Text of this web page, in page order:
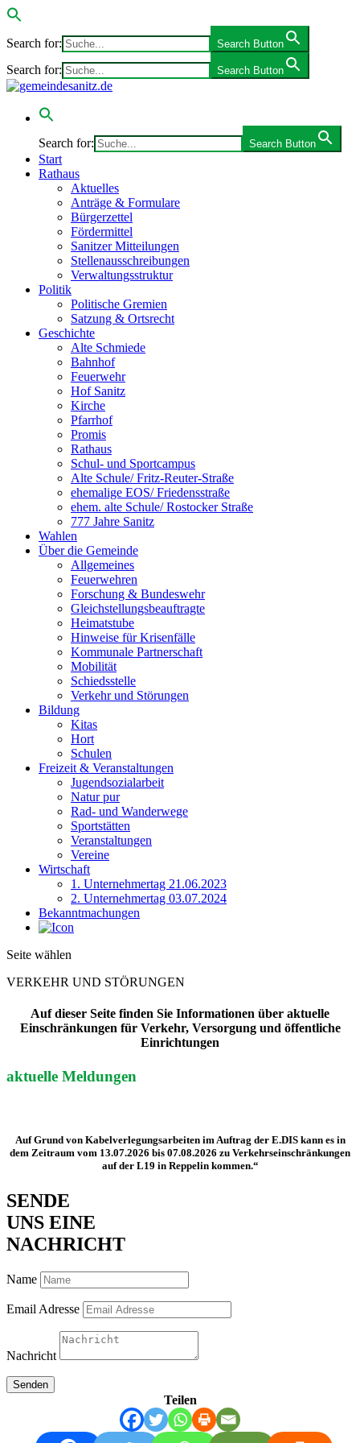
Search for: Search Button
Search for: Search Button
Search for: Search Button
Start
Rathaus
Aktuelles
Anträge & Formulare
Bürgerzettel
Fördermittel
Sanitzer Mitteilungen
Stellenausschreibungen
Verwaltungsstruktur
Politik
Politische Gremien
Satzung & Ortsrecht
Geschichte
Alte Schmiede
Bahnhof
Feuerwehr
Hof Sanitz
Kirche
Pfarrhof
Promis
Rathaus
Schul- und Sportcampus
Alte Schule/ Fritz-Reuter-Straße
ehemalige EOS/ Friedensstraße
ehem. alte Schule/ Rostocker Straße
777 Jahre Sanitz
Wahlen
Über die Gemeinde
Allgemeines
Feuerwehren
Forschung & Bundeswehr
Gleichstellungsbeauftragte
Heimatstube
Hinweise für Krisenfälle
Kommunale Partnerschaft
Mobilität
Schiedsstelle
Verkehr und Störungen
Bildung
Kitas
Hort
Schulen
Freizeit & Veranstaltungen
Jugendsozialarbeit
Natur pur
Rad- und Wanderwege
Sportstätten
Veranstaltungen
Vereine
Wirtschaft
1. Unternehmertag 21.06.2023
2. Unternehmertag 03.07.2024
Bekanntmachungen
Seite wählen
VERKEHR UND STÖRUNGEN
Auf dieser Seite finden Sie Informationen über aktuelle
Einschränkungen für Verkehr, Versorgung und öffentliche
Einrichtungen
aktuelle Meldungen
Auf Grund von Kabelverlegungsarbeiten im Auftrag der E.DIS kann es in
dem Zeitraum vom 13.07.2026 bis 07.08.2026 zu Verkehrseinschränkungen
auf der L19 in Reppelinkommen.“
SENDE
UNS EINE
NACHRICHT
Name
Email Adresse
Nachricht
Senden
Teilen